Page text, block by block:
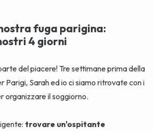
fuga parigina:
4 giorni
del piacere! Tre settimane prima della
Parigi, Sarah ed io ci siamo ritrovate con i
organizzare il soggiorno.
trovare un'ospitante